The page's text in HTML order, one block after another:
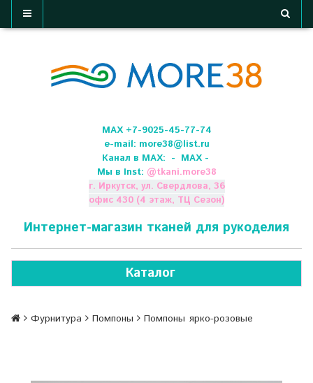
МАХ +7-9025-45-77-74
e-mail: more38@list.ru
Канал в МАХ: - МАХ -
Мы в Inst: @tkani.more38
г. Иркутск, ул. Свердлова, 36
офис 430 (4 этаж, ТЦ Сезон)
Интернет-магазин тканей для рукоделия
Каталог
Фурнитура Помпоны Помпоны ярко-розовые